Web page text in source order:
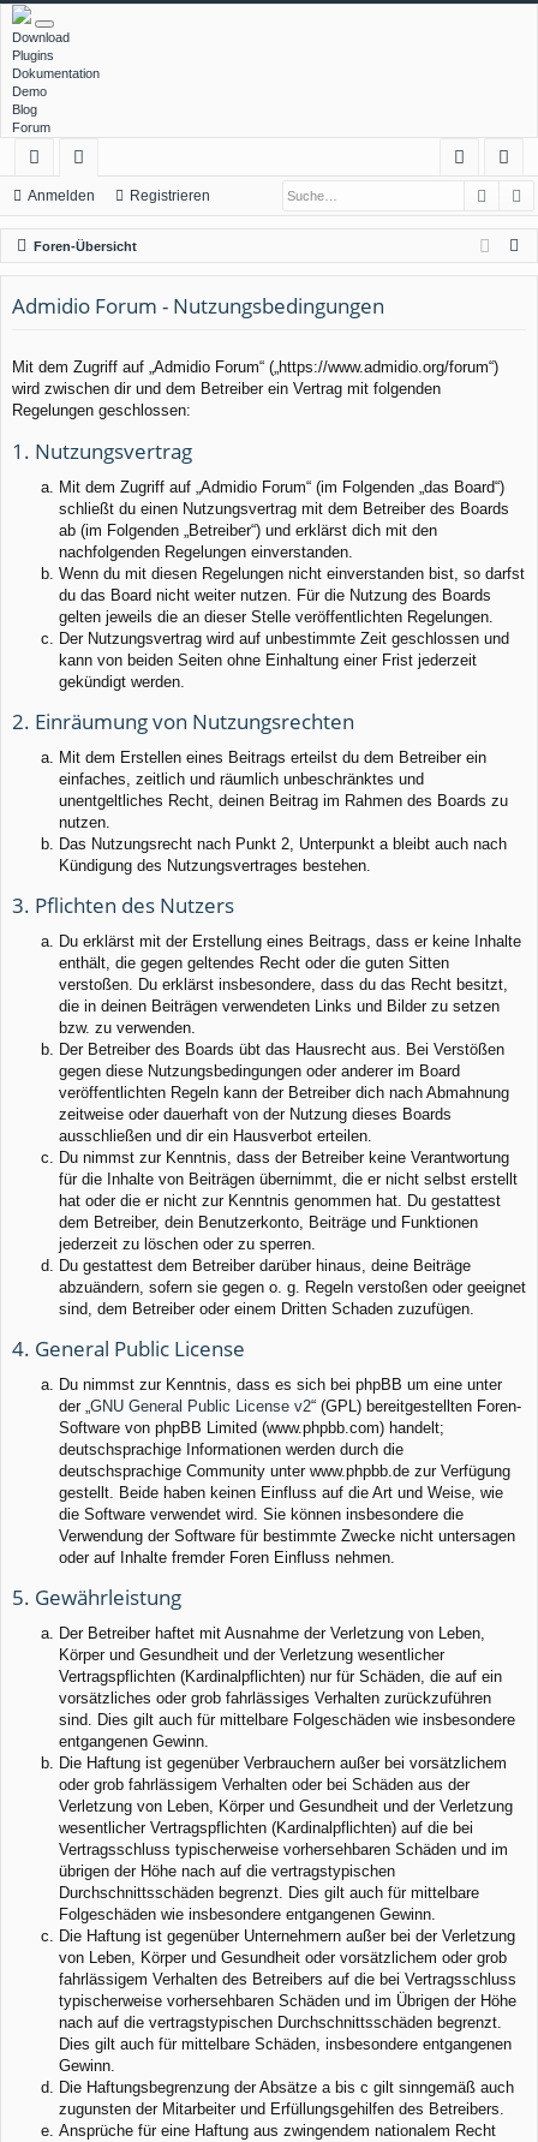
Download
Plugins
Dokumentation
Demo
Blog
Forum
ch
ne
llz
ug
f
or
en
m
el
ist
rie
Anmelden Registrieren
Foren-Übersicht
Admidio Forum - Nutzungsbedingungen
Mit dem Zugriff auf „Admidio Forum“ („https://www.admidio.org/forum“)
wird zwischen dir und dem Betreiber ein Vertrag mit folgenden
Regelungen geschlossen:
1. Nutzungsvertrag
Mit dem Zugriff auf „Admidio Forum“ (im Folgenden „das Board“)
schließt du einen Nutzungsvertrag mit dem Betreiber des Boards
ab (im Folgenden „Betreiber“) und erklärst dich mit den
nachfolgenden Regelungen einverstanden.
Wenn du mit diesen Regelungen nicht einverstanden bist, so darfst
du das Board nicht weiter nutzen. Für die Nutzung des Boards
gelten jeweils die an dieser Stelle veröffentlichten Regelungen.
Der Nutzungsvertrag wird auf unbestimmte Zeit geschlossen und
kann von beiden Seiten ohne Einhaltung einer Frist jederzeit
gekündigt werden.
2. Einräumung von Nutzungsrechten
Mit dem Erstellen eines Beitrags erteilst du dem Betreiber ein
einfaches, zeitlich und räumlich unbeschränktes und
unentgeltliches Recht, deinen Beitrag im Rahmen des Boards zu
nutzen.
Das Nutzungsrecht nach Punkt 2, Unterpunkt a bleibt auch nach
Kündigung des Nutzungsvertrages bestehen.
3. Pflichten des Nutzers
Du erklärst mit der Erstellung eines Beitrags, dass er keine Inhalte
enthält, die gegen geltendes Recht oder die guten Sitten
verstoßen. Du erklärst insbesondere, dass du das Recht besitzt,
die in deinen Beiträgen verwendeten Links und Bilder zu setzen
bzw. zu verwenden.
Der Betreiber des Boards übt das Hausrecht aus. Bei Verstößen
gegen diese Nutzungsbedingungen oder anderer im Board
veröffentlichten Regeln kann der Betreiber dich nach Abmahnung
zeitweise oder dauerhaft von der Nutzung dieses Boards
ausschließen und dir ein Hausverbot erteilen.
Du nimmst zur Kenntnis, dass der Betreiber keine Verantwortung
für die Inhalte von Beiträgen übernimmt, die er nicht selbst erstellt
hat oder die er nicht zur Kenntnis genommen hat. Du gestattest
dem Betreiber, dein Benutzerkonto, Beiträge und Funktionen
jederzeit zu löschen oder zu sperren.
Du gestattest dem Betreiber darüber hinaus, deine Beiträge
abzuändern, sofern sie gegen o. g. Regeln verstoßen oder geeignet
sind, dem Betreiber oder einem Dritten Schaden zuzufügen.
4. General Public License
Du nimmst zur Kenntnis, dass es sich bei phpBB um eine unter
der „GNU General Public License v2“ (GPL) bereitgestellten Foren-
Software von phpBB Limited (www.phpbb.com) handelt;
deutschsprachige Informationen werden durch die
deutschsprachige Community unter www.phpbb.de zur Verfügung
gestellt. Beide haben keinen Einfluss auf die Art und Weise, wie
die Software verwendet wird. Sie können insbesondere die
Verwendung der Software für bestimmte Zwecke nicht untersagen
oder auf Inhalte fremder Foren Einfluss nehmen.
5. Gewährleistung
Der Betreiber haftet mit Ausnahme der Verletzung von Leben,
Körper und Gesundheit und der Verletzung wesentlicher
Vertragspflichten (Kardinalpflichten) nur für Schäden, die auf ein
vorsätzliches oder grob fahrlässiges Verhalten zurückzuführen
sind. Dies gilt auch für mittelbare Folgeschäden wie insbesondere
entgangenen Gewinn.
Die Haftung ist gegenüber Verbrauchern außer bei vorsätzlichem
oder grob fahrlässigem Verhalten oder bei Schäden aus der
Verletzung von Leben, Körper und Gesundheit und der Verletzung
wesentlicher Vertragspflichten (Kardinalpflichten) auf die bei
Vertragsschluss typischerweise vorhersehbaren Schäden und im
übrigen der Höhe nach auf die vertragstypischen
Durchschnittsschäden begrenzt. Dies gilt auch für mittelbare
Folgeschäden wie insbesondere entgangenen Gewinn.
Die Haftung ist gegenüber Unternehmern außer bei der Verletzung
von Leben, Körper und Gesundheit oder vorsätzlichem oder grob
fahrlässigem Verhalten des Betreibers auf die bei Vertragsschluss
typischerweise vorhersehbaren Schäden und im Übrigen der Höhe
nach auf die vertragstypischen Durchschnittsschäden begrenzt.
Dies gilt auch für mittelbare Schäden, insbesondere entgangenen
Gewinn.
Die Haftungsbegrenzung der Absätze a bis c gilt sinngemäß auch
zugunsten der Mitarbeiter und Erfüllungsgehilfen des Betreibers.
Ansprüche für eine Haftung aus zwingendem nationalem Recht